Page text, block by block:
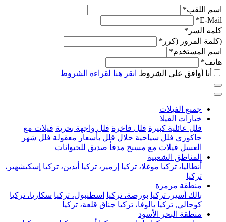
اسم اللقب*
E-Mail*
كلمه السر*
(كلمة المرور (كرر*
اسم المستخدم*
هاتف*
أنا أوافق على الشروط انقر هنا لقراءة الشروط
جميع الفيلات
خيارات الفيلا
فلل عائلية كبيرة فلل فاخرة فلل واجهة بحرية فيلات مع
جاكوزي فلل سياحية حلال فلل بأسعار معقولة فلل شهر
العسل فيلات مع مسبح مدفأ صديق للحيوانات
المناطق الشعبية
أنطاليا، تركيا موغلا، تركيا إزمير، تركيا أيدين، تركيا إسكيشهير،
تركيا
منطقة مرمرة
بالك أسير، تركيا بورصة، تركيا اسطنبول، تركيا سكاريا، تركيا
كوجالي, تركيا يالوفا، تركيا جناق قلعة، تركيا
منطقة البحر الأسود